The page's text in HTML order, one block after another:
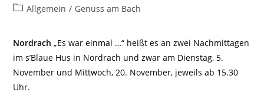
Allgemein / Genuss am Bach
Nordrach „Es war einmal …“ heißt es an zwei Nachmittagen
im s’Blaue Hus in Nordrach und zwar am Dienstag, 5.
November und Mittwoch, 20. November, jeweils ab 15.30
Uhr.